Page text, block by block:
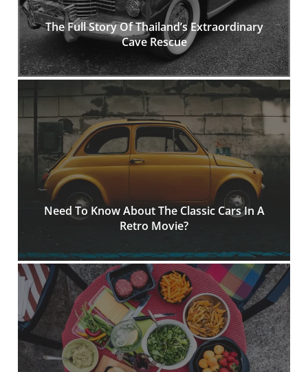
The Full Story Of Thailand’s Extraordinary
Cave Rescue
Need To Know About The Classic Cars In A
Retro Movie?